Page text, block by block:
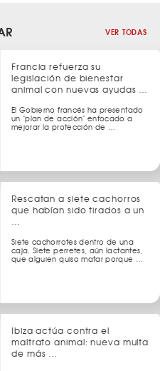
VER TODAS
Francia refuerza su
legislación de bienestar
animal con nuevas ayudas …
El Gobierno francés ha presentado
un "plan de acción" enfocado a
mejorar la protección de …
Rescatan a siete cachorros
que habían sido tirados a un
…
Siete cachorrotes dentro de una
caja. Siete perretes, aún lactantes,
que alguien quiso matar porque …
Ibiza actúa contra el
maltrato animal: nueva multa
de más …